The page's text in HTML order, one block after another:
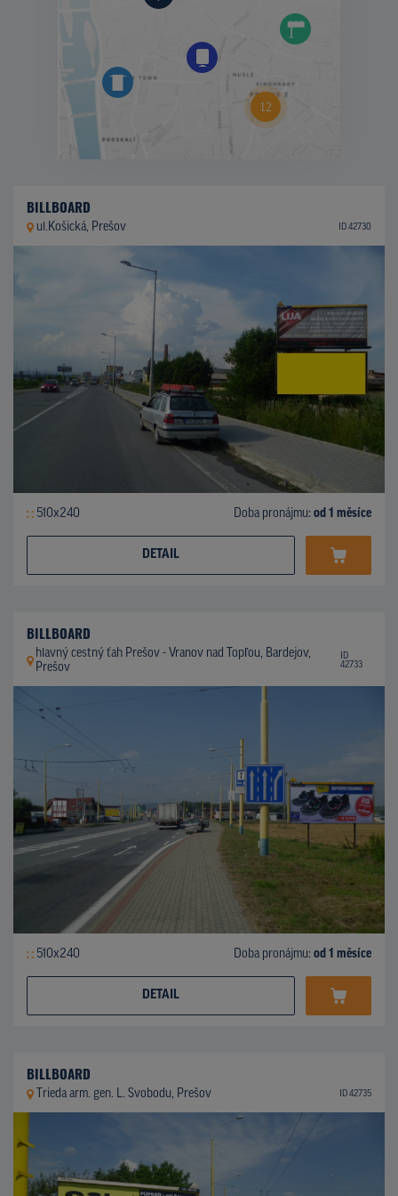
BILLBOARD
ul.Košická, Prešov ID 42730
510x240 Doba pronájmu: od 1 měsíce
DETAIL
BILLBOARD
hlavný cestný ťah Prešov - Vranov nad Topľou, Bardejov,
Prešov
ID
42733
510x240 Doba pronájmu: od 1 měsíce
DETAIL
BILLBOARD
Trieda arm. gen. L. Svobodu, Prešov ID 42735